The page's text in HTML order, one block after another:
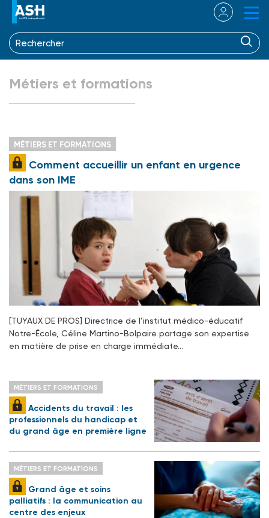
Métiers et formations
MÉTIERS ET FORMATIONS
Comment accueillir un enfant en urgence
dans son IME
[TUYAUX DE PROS] Directrice de l’institut médico-éducatif
Notre-École, Céline Martino-Bolpaire partage son expertise
en matière de prise en charge immédiate…
MÉTIERS ET FORMATIONS
Accidents du travail : les
professionnels du handicap et
du grand âge en première ligne
MÉTIERS ET FORMATIONS
Grand âge et soins
palliatifs : la communication au
centre des enjeux